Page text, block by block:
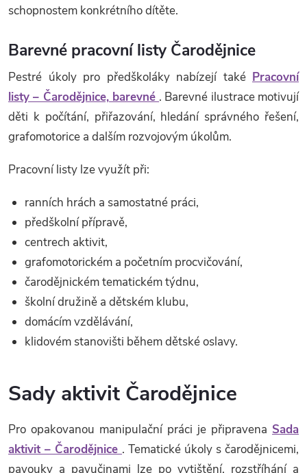
schopnostem konkrétního dítěte.
Barevné pracovní listy Čarodějnice
Pestré úkoly pro předškoláky nabízejí také Pracovní
listy – Čarodějnice, barevné . Barevné ilustrace motivují
děti k počítání, přiřazování, hledání správného řešení,
grafomotorice a dalším rozvojovým úkolům.
Pracovní listy lze využít při:
ranních hrách a samostatné práci,
předškolní přípravě,
centrech aktivit,
grafomotorickém a početním procvičování,
čarodějnickém tematickém týdnu,
školní družině a dětském klubu,
domácím vzdělávání,
klidovém stanovišti během dětské oslavy.
Sady aktivit Čarodějnice
Pro opakovanou manipulační práci je připravena Sada
aktivit – Čarodějnice . Tematické úkoly s čarodějnicemi,
pavouky a pavučinami lze po vytištění, rozstříhání a